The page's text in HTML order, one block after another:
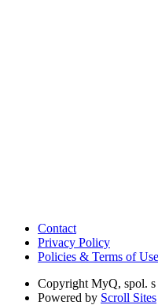
Contact
Privacy Policy
Policies & Terms of Use
Copyright MyQ, spol. s
Powered by Scroll Sites